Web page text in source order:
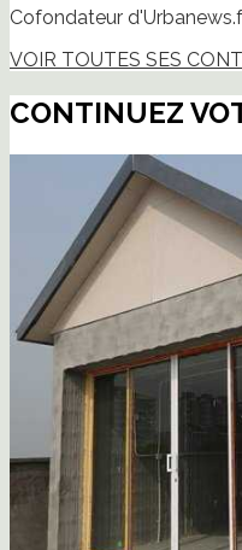
Cofondateur
VOIR TOUTES SES
CONTINUEZ